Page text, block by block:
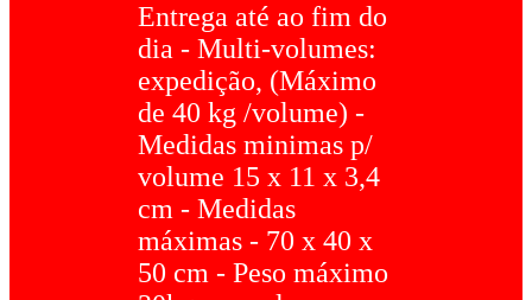
Entrega até ao fim do
dia - Multi-volumes:
expedição, (Máximo
de 40 kg /volume) -
Medidas minimas p/
volume 15 x 11 x 3,4
cm - Medidas
máximas - 70 x 40 x
50 cm - Peso máximo